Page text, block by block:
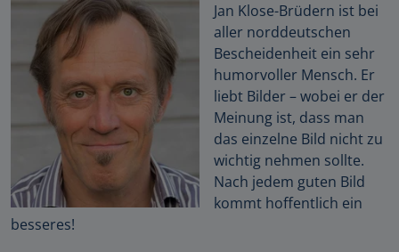
Jan Klose-Brüdern ist bei
aller norddeutschen
Bescheidenheit ein sehr
humorvoller Mensch. Er
liebt Bilder – wobei er der
Meinung ist, dass man
das einzelne Bild nicht zu
wichtig nehmen sollte.
Nach jedem guten Bild
kommt hoffentlich ein
besseres!